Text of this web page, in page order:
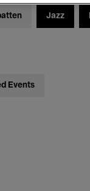
Jazz
Events